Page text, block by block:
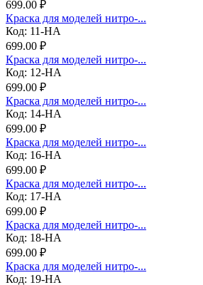
699.00 ₽
Краска для моделей нитро-...
Код: 11-НА
699.00 ₽
Краска для моделей нитро-...
Код: 12-НА
699.00 ₽
Краска для моделей нитро-...
Код: 14-НА
699.00 ₽
Краска для моделей нитро-...
Код: 16-НА
699.00 ₽
Краска для моделей нитро-...
Код: 17-НА
699.00 ₽
Краска для моделей нитро-...
Код: 18-НА
699.00 ₽
Краска для моделей нитро-...
Код: 19-НА